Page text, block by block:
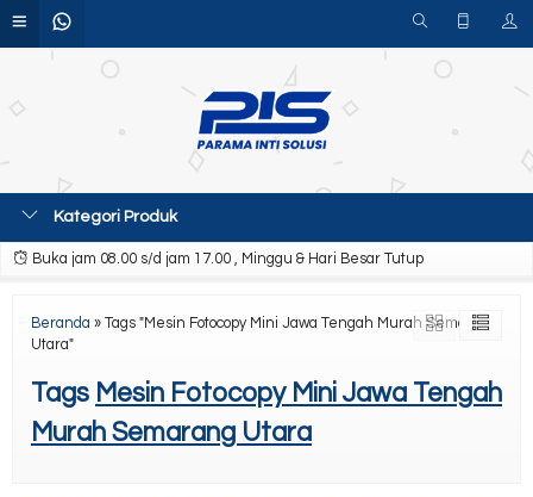
Kategori Produk
Buka jam 08.00 s/d jam 17.00 , Minggu & Hari Besar Tutup
Beranda » Tags "Mesin Fotocopy Mini Jawa Tengah Murah Semarang
Utara"
Tags Mesin Fotocopy Mini Jawa Tengah
Murah Semarang Utara